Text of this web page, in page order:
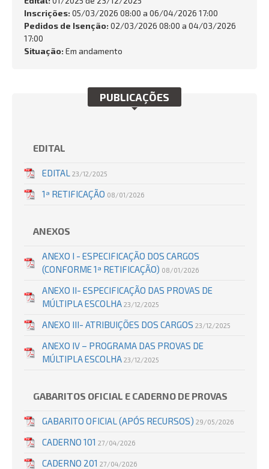
FALE CONOSCO
Busca:
BUSCAR
Inscrições: 05/03/2026 08:00 a 06/04/2026 17:00
Pedidos de Isenção: 02/03/2026 08:00 a 04/03/2026
17:00
Situação: Em andamento
PUBLICAÇÕES
EDITAL
EDITAL 23/12/2025
1ª RETIFICAÇÃO 08/01/2026
ANEXOS
ANEXO I - ESPECIFICAÇÃO DOS CARGOS
(CONFORME 1ª RETIFICAÇÃO) 08/01/2026
ANEXO II- ESPECIFICAÇÃO DAS PROVAS DE
MÚLTIPLA ESCOLHA 23/12/2025
ANEXO III- ATRIBUIÇÕES DOS CARGOS 23/12/2025
ANEXO IV – PROGRAMA DAS PROVAS DE
MÚLTIPLA ESCOLHA 23/12/2025
GABARITOS OFICIAL E CADERNO DE PROVAS
GABARITO OFICIAL (APÓS RECURSOS) 29/05/2026
CADERNO 101 27/04/2026
CADERNO 201 27/04/2026